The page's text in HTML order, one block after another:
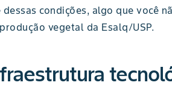
condições, algo que você
vegetal da Esalq/USP.